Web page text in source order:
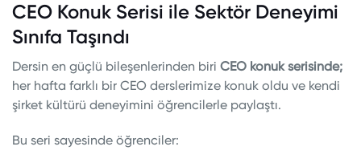
CEO Konuk Serisi ile Sektör Deneyimi
Sınıfa Taşındı
Dersin en güçlü bileşenlerinden biri CEO konuk serisinde;
her hafta farklı bir CEO derslerimize konuk oldu ve kendi
şirket kültürü deneyimini öğrencilerle paylaştı.
Bu seri sayesinde öğrenciler: